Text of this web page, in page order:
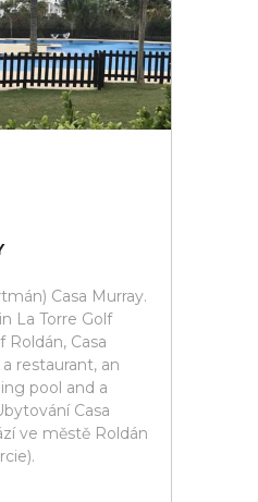
Casa Murray.
La Torre Golf
Roldán, Casa
restaurant, an
pool and a
Casa
ve městě Roldán